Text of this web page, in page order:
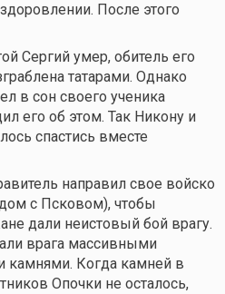
После этого
Сергий умер, обитель его
татарами. Однако
в сон своего ученика
его об этом. Так Никону и
спастись вместе
направил свое войско
с Псковом), чтобы
дали неистовый бой врагу.
врага массивными
камнями. Когда камней в
Опочки не осталось,